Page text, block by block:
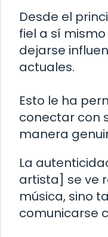
Desde el
fiel a sí mismo
dejarse
actuales.
Esto le ha
conectar con
manera
La
artista] se ve
música, sino
comunicarse